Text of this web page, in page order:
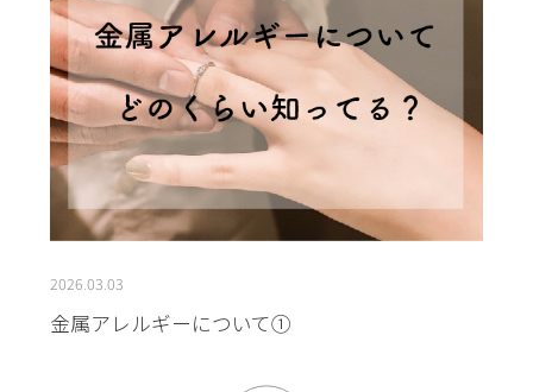
2026.03.03
金属アレルギーについて①